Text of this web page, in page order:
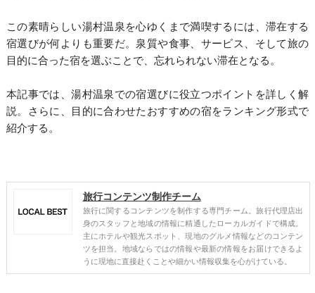
この素晴らしい湯村温泉を心ゆくまで満喫するには、滞在する
宿選びが何よりも重要だ。泉質や食事、サービス、そして旅の
目的に合った宿を選ぶことで、忘れられない滞在となる。
本記事では、湯村温泉での宿選びに役立つポイントを詳しく解
説。さらに、目的に合わせたおすすめの宿をランキング形式で
紹介する。
旅行コンテンツ制作チーム
旅行に関するコンテンツを制作する専門チーム。旅行代理店出
身のスタッフと地域の情報に精通したローカルガイドで構成。
主にホテルや観光スポット、現地のグルメ情報などのコンテン
ツを担当。地域ならではの情報や最新の情報をお届けできるよ
うに現地に直接赴くことや細かい情報収集を心がけている。